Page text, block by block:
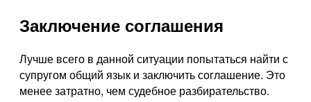
Заключение соглашения
Лучше всего в данной ситуации попытаться найти с
супругом общий язык и заключить соглашение. Это
менее затратно, чем судебное разбирательство.